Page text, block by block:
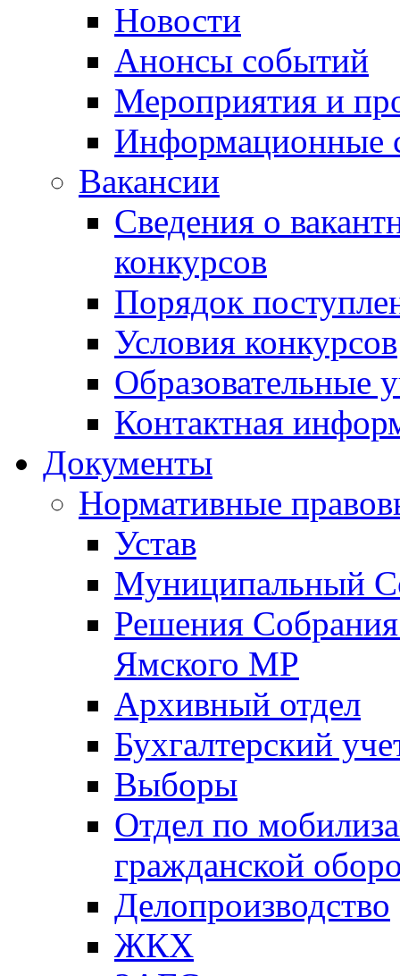
Новости
Анонсы событий
Мероприятия и
Информационные
Вакансии
Сведения о
конкурсов
Порядок
Условия конкурсов
Образовательные
Контактная
Документы
Нормативные
Устав
Муниципальный
Решения
Ямского МР
Архивный отдел
Бухгалтерский
Выборы
Отдел по
гражданской
Делопроизводство
ЖКХ